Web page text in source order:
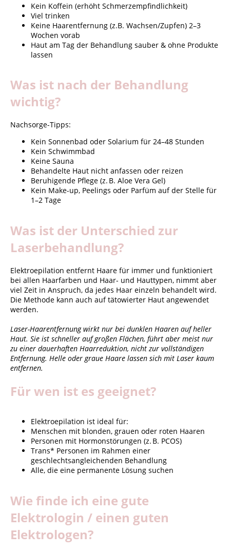
Kein Koffein (erhöht Schmerzempfindlichkeit)
Viel trinken
Keine Haarentfernung (z.B. Wachsen/Zupfen) 2–3
Wochen vorab
Haut am Tag der Behandlung sauber & ohne Produkte
lassen
Was ist nach der Behandlung
wichtig?
Nachsorge-Tipps:
Kein Sonnenbad oder Solarium für 24–48 Stunden
Kein Schwimmbad
Keine Sauna
Behandelte Haut nicht anfassen oder reizen
Beruhigende Pflege (z. B. Aloe Vera Gel)
Kein Make-up, Peelings oder Parfüm auf der Stelle für
1–2 Tage
Was ist der Unterschied zur
Laserbehandlung?
Elektroepilation entfernt Haare für immer und funktioniert
bei allen Haarfarben und Haar- und Hauttypen, nimmt aber
viel Zeit in Anspruch, da jedes Haar einzeln behandelt wird.
Die Methode kann auch auf tätowierter Haut angewendet
werden.
Laser-Haarentfernung wirkt nur bei dunklen Haaren auf heller
Haut. Sie ist schneller auf großen Flächen, führt aber meist nur
zu einer dauerhaften Haarreduktion, nicht zur vollständigen
Entfernung. Helle oder graue Haare lassen sich mit Laser kaum
entfernen.
Für wen ist es geeignet?
Elektroepilation ist ideal für:
Menschen mit blonden, grauen oder roten Haaren
Personen mit Hormonstörungen (z. B. PCOS)
Trans* Personen im Rahmen einer
geschlechtsangleichenden Behandlung
Alle, die eine permanente Lösung suchen
Wie finde ich eine gute
Elektrologin / einen guten
Elektrologen?